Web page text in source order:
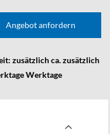
Angebot anfordern
zusätzlich ca. zusätzlich
Werktage